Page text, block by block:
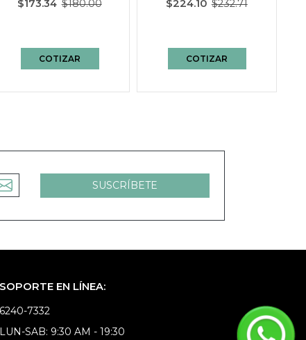
$173.34 $180.00
COTIZAR
$224.10 $232.71
COTIZAR
SOPORTE EN LÍNEA:
6240-7332
LUN-SAB: 9:30 AM - 19:30